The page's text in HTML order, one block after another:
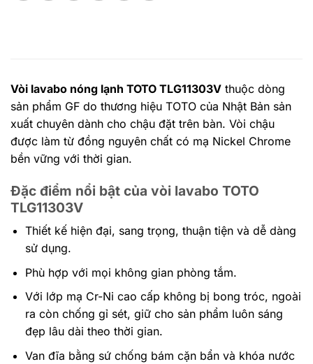
Vòi lavabo nóng lạnh TOTO TLG11303V thuộc dòng
sản phẩm GF do thương hiệu TOTO của Nhật Bản sản
xuất chuyên dành cho chậu đặt trên bàn. Vòi chậu
được làm từ đồng nguyên chất có mạ Nickel Chrome
bền vững với thời gian.
Đặc điểm nổi bật của vòi lavabo TOTO
TLG11303V
Thiết kế hiện đại, sang trọng, thuận tiện và dễ dàng
sử dụng.
Phù hợp với mọi không gian phòng tắm.
Với lớp mạ Cr-Ni cao cấp không bị bong tróc, ngoài
ra còn chống gỉ sét, giữ cho sản phẩm luôn sáng
đẹp lâu dài theo thời gian.
Van đĩa bằng sứ chống bám cặn bẩn và khóa nước